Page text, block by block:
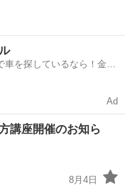
を探しているなら！金利
Ad
講座開催のお知ら
8月4日